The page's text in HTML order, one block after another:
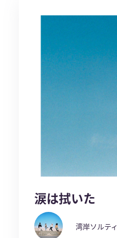
涙は拭いた
湾岸ソルティ